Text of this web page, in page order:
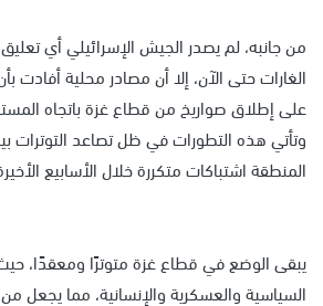
من جانبه، لم يصدر الجيش الإسرائيلي أي
الغارات حتى الآن، إلا أن مصادر محلية أفادت
على إطلاق صواريخ من قطاع غزة باتجاه
وتأتي هذه التطورات في ظل تصاعد التوترات
المنطقة اشتباكات متكررة خلال الأسابيع
يبقى الوضع في قطاع غزة متوترًا ومعقدًا،
السياسية والعسكرية والإنسانية، مما يجعل